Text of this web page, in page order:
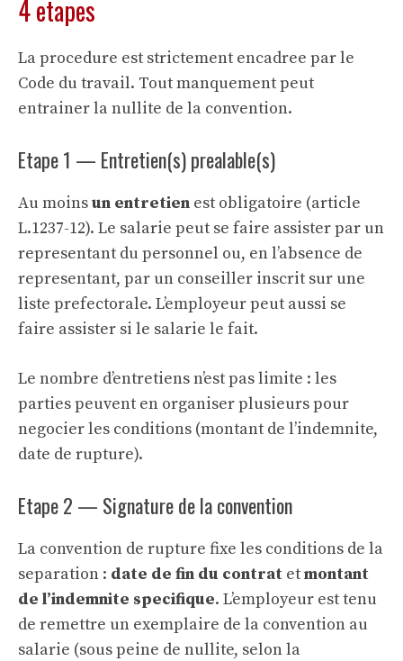
4 etapes
La procedure est strictement encadree par le
Code du travail. Tout manquement peut
entrainer la nullite de la convention.
Etape 1 — Entretien(s) prealable(s)
Au moinsun entretien est obligatoire (article
L.1237-12). Le salarie peut se faire assister par un
representant du personnel ou, en l’absence de
representant, par un conseiller inscrit sur une
liste prefectorale. L’employeur peut aussi se
faire assister si le salarie le fait.
Le nombre d’entretiens n’est pas limite : les
parties peuvent en organiser plusieurs pour
negocier les conditions (montant de l’indemnite,
date de rupture).
Etape 2 — Signature de la convention
La convention de rupture fixe les conditions de la
separation : date de fin du contrat etmontant
de l’indemnite specifique. L’employeur est tenu
de remettre un exemplaire de la convention au
salarie (sous peine de nullite, selon la